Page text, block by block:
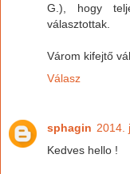
G.), hogy
választottak.
Várom kifejtő
Válasz
sphagin 2014.
Kedves hello !